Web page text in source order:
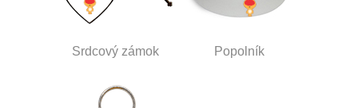
Srdcový zámok Popolník